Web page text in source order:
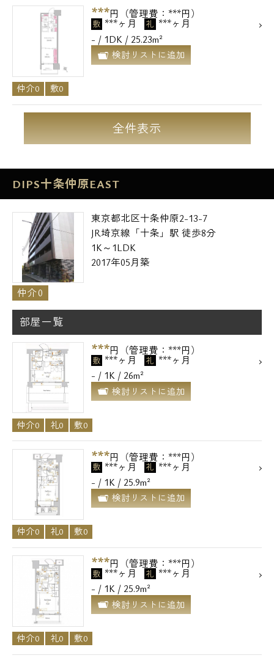
***円（管理費：***円）
敷 ***ヶ月 礼 ***ヶ月
- / 1DK / 25.23m²
検討リストに追加
仲介0 敷0
全件表示
DIPS十条仲原EAST
東京都北区十条仲原2-13-7
JR埼京線「十条」駅 徒歩8分
1K～1LDK
2017年05月築
仲介0
部屋一覧
***円（管理費：***円）
敷 ***ヶ月 礼 ***ヶ月
- / 1K / 26m²
検討リストに追加
仲介0 礼0 敷0
***円（管理費：***円）
敷 ***ヶ月 礼 ***ヶ月
- / 1K / 25.9m²
検討リストに追加
仲介0 礼0 敷0
***円（管理費：***円）
敷 ***ヶ月 礼 ***ヶ月
- / 1K / 25.9m²
検討リストに追加
仲介0 礼0 敷0